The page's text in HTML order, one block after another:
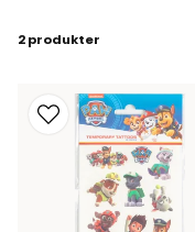
2 produkter